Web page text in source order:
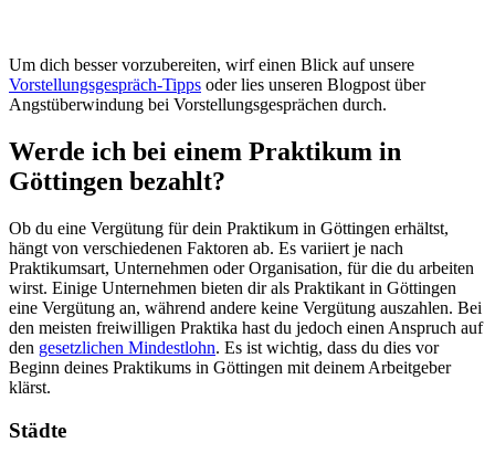
Um dich besser vorzubereiten, wirf einen Blick auf unsere
Vorstellungsgespräch-Tipps oder lies unseren Blogpost über
Angstüberwindung bei Vorstellungsgesprächen durch.
Werde ich bei einem Praktikum in
Göttingen bezahlt?
Ob du eine Vergütung für dein Praktikum in Göttingen erhältst,
hängt von verschiedenen Faktoren ab. Es variiert je nach
Praktikumsart, Unternehmen oder Organisation, für die du arbeiten
wirst. Einige Unternehmen bieten dir als Praktikant in Göttingen
eine Vergütung an, während andere keine Vergütung auszahlen. Bei
den meisten freiwilligen Praktika hast du jedoch einen Anspruch auf
den gesetzlichen Mindestlohn. Es ist wichtig, dass du dies vor
Beginn deines Praktikums in Göttingen mit deinem Arbeitgeber
klärst.
Städte